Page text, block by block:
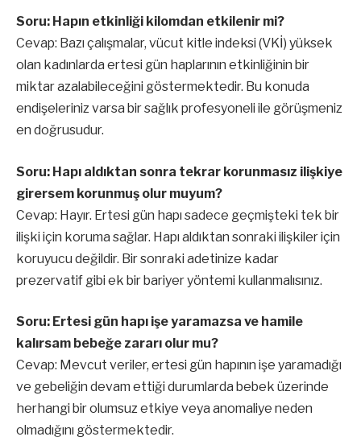
Soru: Hapın etkinliği kilomdan etkilenir mi?
Cevap: Bazı çalışmalar, vücut kitle indeksi (VKİ) yüksek
olan kadınlarda ertesi gün haplarının etkinliğinin bir
miktar azalabileceğini göstermektedir. Bu konuda
endişeleriniz varsa bir sağlık profesyoneli ile görüşmeniz
en doğrusudur.
Soru: Hapı aldıktan sonra tekrar korunmasız ilişkiye
girersem korunmuş olur muyum?
Cevap: Hayır. Ertesi gün hapı sadece geçmişteki tek bir
ilişki için koruma sağlar. Hapı aldıktan sonraki ilişkiler için
koruyucu değildir. Bir sonraki adetinize kadar
prezervatif gibi ek bir bariyer yöntemi kullanmalısınız.
Soru: Ertesi gün hapı işe yaramazsa ve hamile
kalırsam bebeğe zararı olur mu?
Cevap: Mevcut veriler, ertesi gün hapının işe yaramadığı
ve gebeliğin devam ettiği durumlarda bebek üzerinde
herhangi bir olumsuz etkiye veya anomaliye neden
olmadığını göstermektedir.